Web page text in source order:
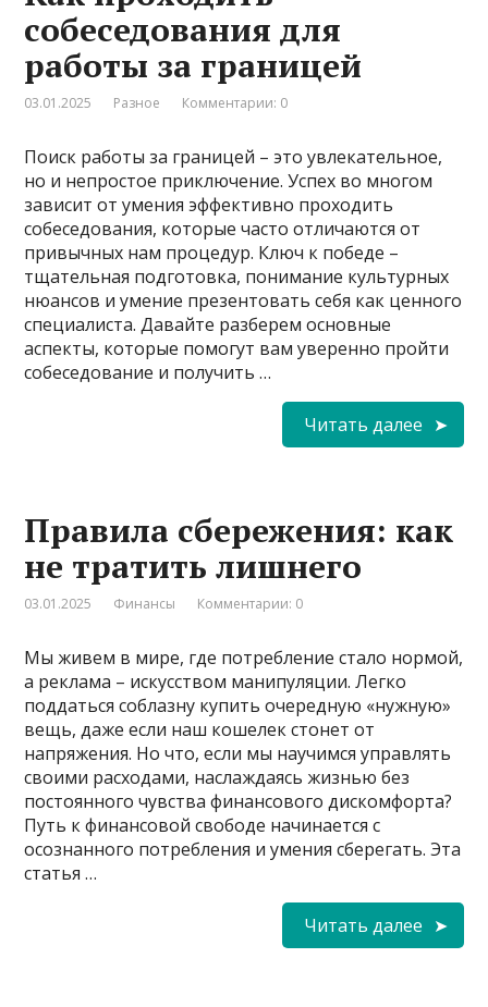
собеседования для
работы за границей
03.01.2025 Разное Комментарии: 0
Поиск работы за границей – это увлекательное,
но и непростое приключение. Успех во многом
зависит от умения эффективно проходить
собеседования, которые часто отличаются от
привычных нам процедур. Ключ к победе –
тщательная подготовка, понимание культурных
нюансов и умение презентовать себя как ценного
специалиста. Давайте разберем основные
аспекты, которые помогут вам уверенно пройти
собеседование и получить …
Читать далее
Правила сбережения: как
не тратить лишнего
03.01.2025 Финансы Комментарии: 0
Мы живем в мире, где потребление стало нормой,
а реклама – искусством манипуляции. Легко
поддаться соблазну купить очередную «нужную»
вещь, даже если наш кошелек стонет от
напряжения. Но что, если мы научимся управлять
своими расходами, наслаждаясь жизнью без
постоянного чувства финансового дискомфорта?
Путь к финансовой свободе начинается с
осознанного потребления и умения сберегать. Эта
статья …
Читать далее